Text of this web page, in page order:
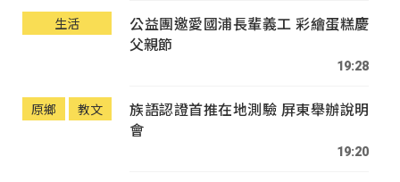
生活
公益團邀愛國浦長輩義工 彩繪蛋糕慶
父親節
19:28
原鄉 教文
族語認證首推在地測驗 屏東舉辦說明
會
19:20